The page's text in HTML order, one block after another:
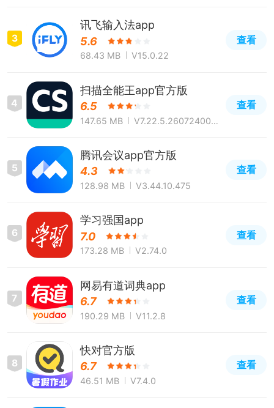
3
讯飞输入法app
5.6
68.43 MB V15.0.22
查看
4
扫描全能王app官方版
6.5
147.65 MB
V7.22.5.260724000
查看
5
腾讯会议app官方版
4.3
128.98 MB V3.44.10.475
查看
6
学习强国app
7.0
173.28 MB V2.74.0
查看
7
网易有道词典app
6.7
190.29 MB V11.2.8
查看
8
快对官方版
6.7
46.51 MB V7.4.0
查看